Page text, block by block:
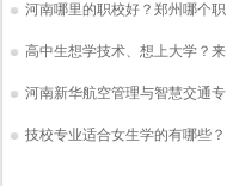
河南哪里的职校好？郑州哪个职
高中生想学技术、想上大学？来
河南新华航空管理与智慧交通专
技校专业适合女生学的有哪些？